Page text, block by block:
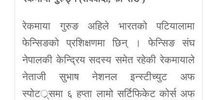
रेकमाया गुरुङ अहिले भारतको पटियालामा
फेन्सिङको प्रशिक्षणमा छिन् । फेन्सिङ संघ
नेपालकी केन्द्रिय सदस्य समेत रहेकी रेकमायाले
नेताजी सुभाष नेशनल इन्स्टीच्युट अफ
स्पोटर््समा ६ हप्ता लामो सर्टिफिकेट कोर्स अफ